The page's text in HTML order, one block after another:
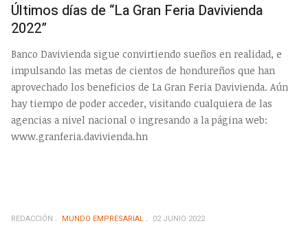
Últimos días de “La Gran Feria Davivienda
2022”
Banco Davivienda sigue convirtiendo sueños en realidad, e
impulsando las metas de cientos de hondureños que han
aprovechado los beneficios de La Gran Feria Davivienda. Aún
hay tiempo de poder acceder, visitando cualquiera de las
agencias a nivel nacional o ingresando a la página web:
www.granferia.davivienda.hn
REDACCIÓN MUNDO EMPRESARIAL 02 JUNIO 2022